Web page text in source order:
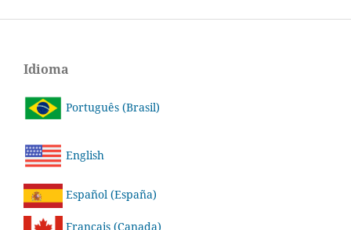
Idioma
Português (Brasil)
English
Español (España)
Français (Canada)